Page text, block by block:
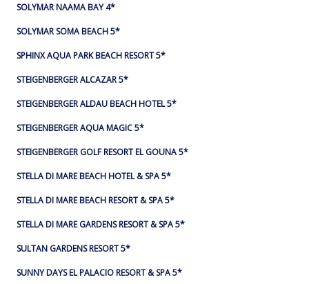
SOLYMAR NAAMA BAY 4*
SOLYMAR SOMA BEACH 5*
SPHINX AQUA PARK BEACH RESORT 5*
STEIGENBERGER ALCAZAR 5*
STEIGENBERGER ALDAU BEACH HOTEL 5*
STEIGENBERGER AQUA MAGIC 5*
STEIGENBERGER GOLF RESORT EL GOUNA 5*
STELLA DI MARE BEACH HOTEL & SPA 5*
STELLA DI MARE BEACH RESORT & SPA 5*
STELLA DI MARE GARDENS RESORT & SPA 5*
SULTAN GARDENS RESORT 5*
SUNNY DAYS EL PALACIO RESORT & SPA 5*